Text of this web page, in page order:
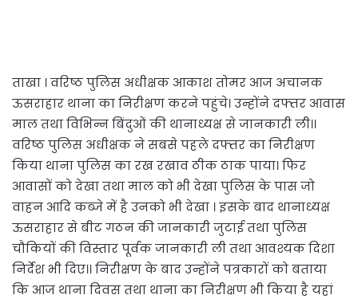
ताखा । वरिष्ठ पुलिस अधीक्षक आकाश तोमर आज अचानक
ऊसराहार थाना का निरीक्षण करने पहुंचे। उन्होंने दफ्तर आवास
माल तथा विभिन्न बिंदुओं की थानाध्यक्ष से जानकारी ली।।
वरिष्ठ पुलिस अधीक्षक ने सबसे पहले दफ्तर का निरीक्षण
किया थाना पुलिस का रख रखाव ठीक ठाक पाया। फिर
आवासों को देखा तथा माल को भी देखा पुलिस के पास जो
वाहन आदि कब्जे में है उनको भी देखा । इसके बाद थानाध्यक्ष
ऊसराहार से बीट गठन की जानकारी जुटाई तथा पुलिस
चौकियों की विस्तार पूर्वक जानकारी ली तथा आवश्यक दिशा
निर्देश भी दिए।। निरीक्षण के बाद उन्होंने पत्रकारों को बताया
कि आज थाना दिवस तथा थाना का निरीक्षण भी किया है यहां